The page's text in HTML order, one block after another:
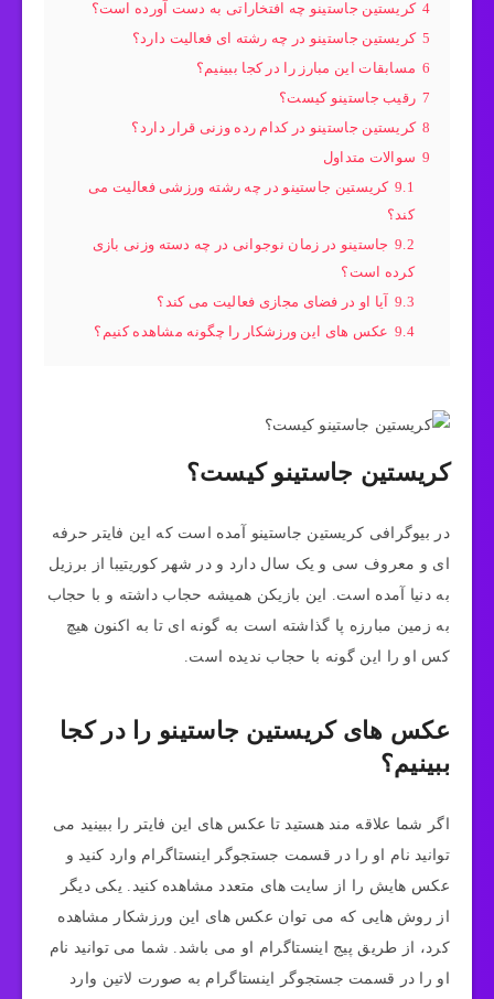
4 کریستین جاستینو چه افتخاراتی به دست آورده است؟
5 کریستین جاستینو در چه رشته ای فعالیت دارد؟
6 مسابقات این مبارز را در کجا ببینیم؟
7 رقیب جاستینو کیست؟
8 کریستین جاستینو در کدام رده وزنی قرار دارد؟
9 سوالات متداول
9.1 کریستین جاستینو در چه رشته ورزشی فعالیت می
کند؟
9.2 جاستینو در زمان نوجوانی در چه دسته وزنی بازی
کرده است؟
9.3
آیا او در فضای مجازی فعالیت می کند؟
9.4 عکس های این ورزشکار را چگونه مشاهده کنیم؟
کریستین جاستینو کیست؟
در بیوگرافی کریستین جاستینو آمده است که این فایتر حرفه
ای و معروف سی و یک سال دارد و در شهر کوریتیبا از برزیل
به دنیا آمده است. این بازیکن همیشه حجاب داشته و با حجاب
به زمین مبارزه پا گذاشته است به گونه ای تا به اکنون هیچ
کس او را این گونه با حجاب ندیده است.
عکس های کریستین جاستینو را در کجا
ببینیم؟
اگر شما علاقه مند هستید تا عکس های این فایتر را ببینید می
توانید نام او را در قسمت جستجوگر اینستاگرام وارد کنید و
عکس هایش را از سایت های متعدد مشاهده کنید. یکی دیگر
از روش هایی که می توان عکس های این ورزشکار مشاهده
کرد، از طریق پیج اینستاگرام او می باشد. شما می توانید نام
او را در قسمت جستجوگر اینستاگرام به صورت لاتین وارد